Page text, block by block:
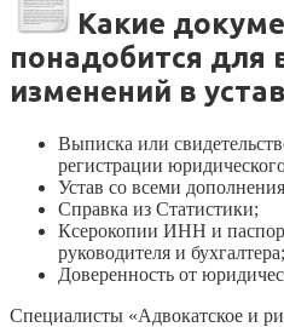
Какие
понадобится для
изменений в
Выписка или
регистрации
Устав со всеми
Справка из Статистики;
Ксерокопии ИНН и
руководителя и бухгалтера;
Доверенность от
Специалисты «Адвокатское и